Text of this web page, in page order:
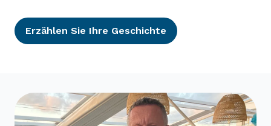
Erzählen Sie Ihre Geschichte